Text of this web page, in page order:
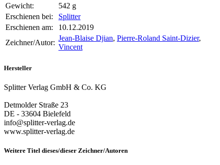
Gewicht:
542 g
Erschienen bei:
Splitter
Erschienen am:
10.12.2019
Zeichner/Autor:
Jean-Blaise Djian, Pierre-Roland Saint-Dizier,
Vincent
Hersteller
Splitter Verlag GmbH & Co. KG
Detmolder Straße 23
DE - 33604 Bielefeld
info@splitter-verlag.de
www.splitter-verlag.de
Weitere Titel dieses/dieser Zeichner/Autoren